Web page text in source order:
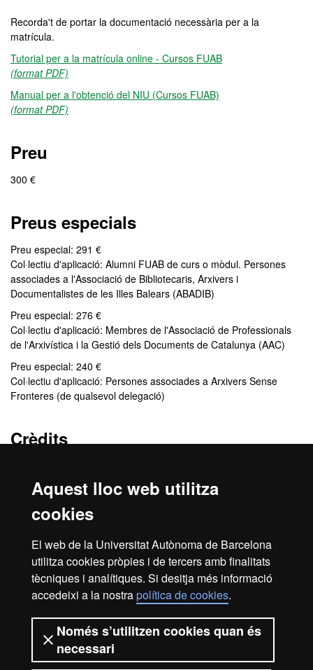
Aquest lloc web utilitza
cookies
El web de la Universitat Autònoma de Barcelona
utilitza cookies pròpies i de tercers amb finalitats
tècniques i analítiques. Si desitja més informació
accedeixi a la nostrapolítica de cookies.
Només s’utilitzen cookies quan és
necessari
Recorda't de portar la documentació necessària per a la
matrícula.
Tutorial per a la matrícula online - Cursos FUAB
(format PDF)
Manual per a l'obtenció del NIU (Cursos FUAB)
(format PDF)
Preu
300 €
Preus especials
Preu especial: 291 €
Col·lectiu d'aplicació: Alumni FUAB de curs o mòdul. Persones
associades a l'Associació de Bibliotecaris, Arxivers i
Documentalistes de les Illes Balears (ABADIB)
Preu especial: 276 €
Col·lectiu d'aplicació: Membres de l'Associació de Professionals
de l'Arxivística i la Gestió dels Documents de Catalunya (AAC)
Preu especial: 240 €
Col·lectiu d'aplicació: Persones associades a Arxivers Sense
Fronteres (de qualsevol delegació)
Crèdits
Cancel·lació del programa
garantir la viabilitat del programa, o per una altra raó de força
major, el centre es reserva el dret de cancel·lar el programa.
Inici Avís legal
Protecció de dades
Sobre el web